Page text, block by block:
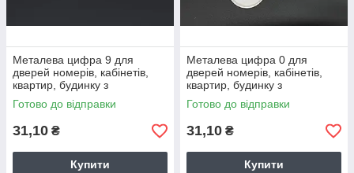
Металева цифра 9 для
дверей номерів, кабінетів,
квартир, будинку з
нержавіючої сталі 8см
Готово до відправки
31,10 ₴
Купити
Металева цифра 0 для
дверей номерів, кабінетів,
квартир, будинку з
нержавіючої сталі 8см. Колір
"золото".
Готово до відправки
31,10 ₴
Купити